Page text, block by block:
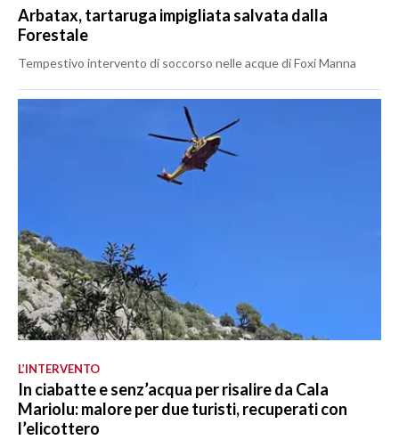
Arbatax, tartaruga impigliata salvata dalla
Forestale
Tempestivo intervento di soccorso nelle acque di Foxi Manna
L’INTERVENTO
In ciabatte e senz’acqua per risalire da Cala
Mariolu: malore per due turisti, recuperati con
l’elicottero